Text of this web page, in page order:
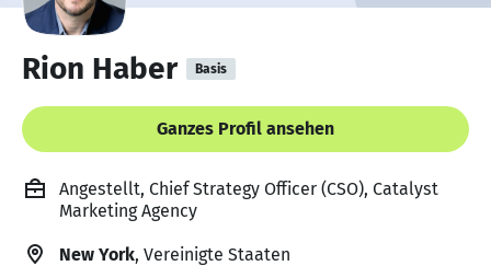
Rion Haber Basis
Ganzes Profil ansehen
Angestellt, Chief Strategy Officer (CSO), Catalyst
Marketing Agency
New York, Vereinigte Staaten